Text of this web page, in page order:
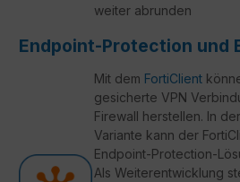
weiter abrunden
Endpoint-Protection und
Mit dem FortiClient
gesicherte VPN
Firewall herstellen. In
Variante kann der
Endpoint-Protection-
Als Weiterentwicklung